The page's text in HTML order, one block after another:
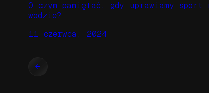
O czym pamiętać, gdy uprawiamy sport
wodzie?
11 czerwca, 2024
←